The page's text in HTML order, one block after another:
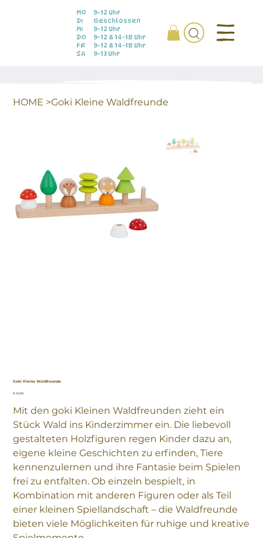
MO
DI
MI
DO
FR
SA
9-12 Uhr
Geschlossen
9-12 Uhr
9-12 & 14-18 Uhr
9-12 & 14-18 Uhr
9-13 Uhr
HOME >Goki Kleine Waldfreunde
Goki Kleine Waldfreunde
Preis
€ 24,00
Mit den goki Kleinen Waldfreunden zieht ein
Stück Wald ins Kinderzimmer ein. Die liebevoll
gestalteten Holzfiguren regen Kinder dazu an,
eigene kleine Geschichten zu erfinden, Tiere
kennenzulernen und ihre Fantasie beim Spielen
frei zu entfalten. Ob einzeln bespielt, in
Kombination mit anderen Figuren oder als Teil
einer kleinen Spiellandschaft – die Waldfreunde
bieten viele Möglichkeiten für ruhige und kreative